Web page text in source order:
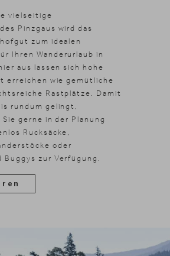
vielseitige
Pinzgaus wird das
zum idealen
Ihren Wanderurlaub in
aus lassen sich hohe
erreichen wie gemütliche
Rastplätze. Damit
rundum gelingt,
gerne in der Planung
Rucksäcke,
oder
zur Verfügung.